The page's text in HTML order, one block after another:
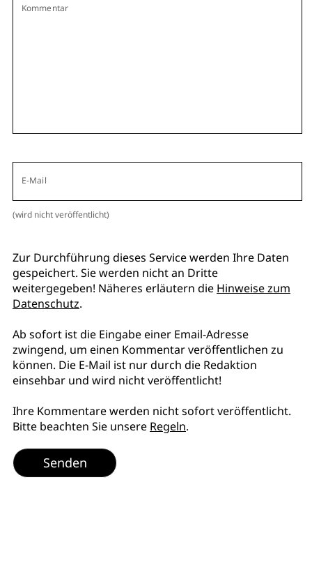
Kommentar
E-Mail
(wird nicht veröffentlicht)
Zur Durchführung dieses Service werden Ihre Daten
gespeichert. Sie werden nicht an Dritte
weitergegeben! Näheres erläutern die Hinweise zum
Datenschutz.
Ab sofort ist die Eingabe einer Email-Adresse
zwingend, um einen Kommentar veröffentlichen zu
können. Die E-Mail ist nur durch die Redaktion
einsehbar und wird nicht veröffentlicht!
Ihre Kommentare werden nicht sofort veröffentlicht.
Bitte beachten Sie unsere Regeln.
Senden